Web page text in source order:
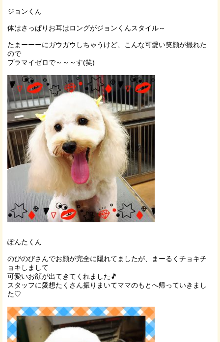
ジョンくん
体はさっぱりお耳はロングがジョンくんスタイル～
たまーーーにガウガウしちゃうけど、こんな可愛い笑顔が撮れた
ので
プラマイゼロで～～～す(笑)
ぽんたくん
のびのびさんでお顔が完全に隠れてましたが、まーるくチョキチ
ョキしまして
可愛いお顔が出てきてくれました🎵
スタッフに愛想たくさん振りまいてママのもとへ帰っていきまし
た♡